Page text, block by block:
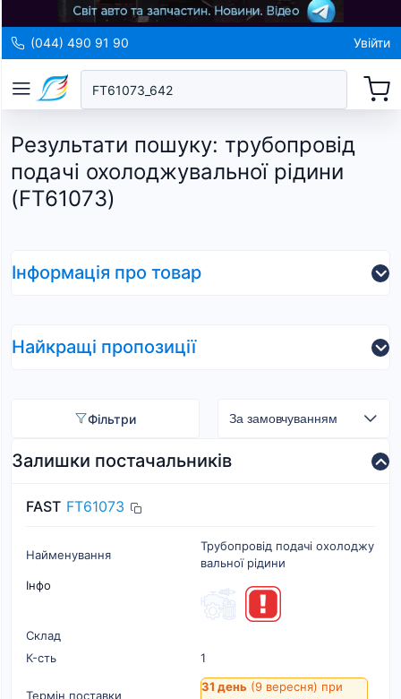
(044) 490 91 90 Увійти
Результати пошуку: трубопровід
подачі охолоджувальної рідини
(FT61073)
Інформація про товар
Найкращі пропозиції
Фільтри
Залишки постачальників
FAST FT61073
Найменування
Трубопровід подачі охолоджу
вальної рідини
Інфо
Склад
К-cть
1
Термін поставки
31 день (9 вересня) при